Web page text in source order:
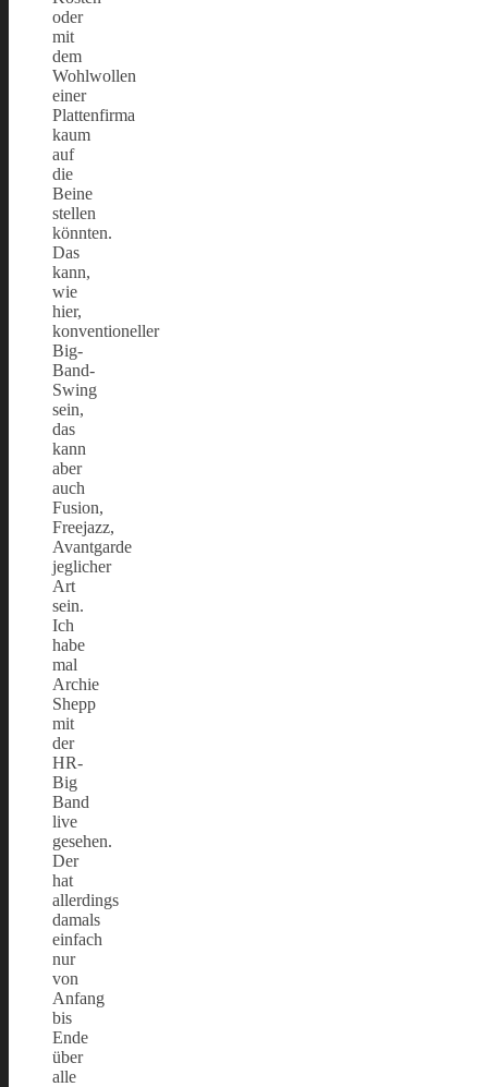
oder
mit
dem
Wohlwollen
einer
Plattenfirma
kaum
auf
die
Beine
stellen
könnten.
Das
kann,
wie
hier,
konventioneller
Big-
Band-
Swing
sein,
das
kann
aber
auch
Fusion,
Freejazz,
Avantgarde
jeglicher
Art
sein.
Ich
habe
mal
Archie
Shepp
mit
der
HR-
Big
Band
live
gesehen.
Der
hat
allerdings
damals
einfach
nur
von
Anfang
bis
Ende
über
alle